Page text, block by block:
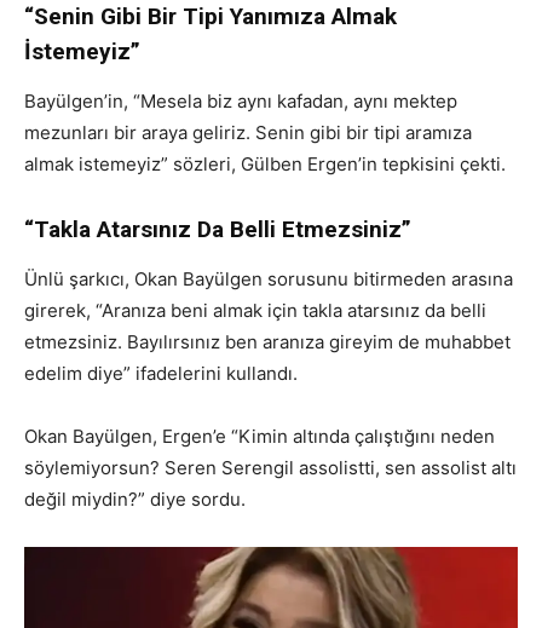
“Senin Gibi Bir Tipi Yanımıza Almak
İstemeyiz”
Bayülgen’in, “Mesela biz aynı kafadan, aynı mektep
mezunları bir araya geliriz. Senin gibi bir tipi aramıza
almak istemeyiz” sözleri, Gülben Ergen’in tepkisini çekti.
“Takla Atarsınız Da Belli Etmezsiniz”
Ünlü şarkıcı, Okan Bayülgen sorusunu bitirmeden arasına
girerek, “Aranıza beni almak için takla atarsınız da belli
etmezsiniz. Bayılırsınız ben aranıza gireyim de muhabbet
edelim diye” ifadelerini kullandı.
Okan Bayülgen, Ergen’e “Kimin altında çalıştığını neden
söylemiyorsun? Seren Serengil assolistti, sen assolist altı
değil miydin?” diye sordu.